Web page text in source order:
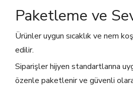
Paketleme ve
Ürünler uygun sıcaklık ve nem
edilir.
Siparişler hijyen standartlarına
özenle paketlenir ve güvenli